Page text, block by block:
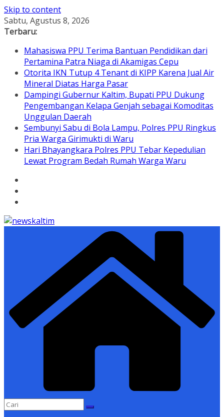
Skip to content
Sabtu, Agustus 8, 2026
Terbaru:
Mahasiswa PPU Terima Bantuan Pendidikan dari
Pertamina Patra Niaga di Akamigas Cepu
Otorita IKN Tutup 4 Tenant di KIPP Karena Jual Air
Mineral Diatas Harga Pasar
Dampingi Gubernur Kaltim, Bupati PPU Dukung
Pengembangan Kelapa Genjah sebagai Komoditas
Unggulan Daerah
Sembunyi Sabu di Bola Lampu, Polres PPU Ringkus
Pria Warga Girimukti di Waru
Hari Bhayangkara Polres PPU Tebar Kepedulian
Lewat Program Bedah Rumah Warga Waru